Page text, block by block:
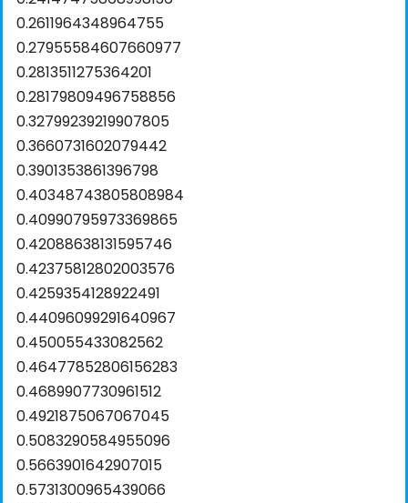
0.2611964348964755
0.27955584607660977
0.2813511275364201
0.28179809496758856
0.32799239219907805
0.3660731602079442
0.3901353861396798
0.40348743805808984
0.40990795973369865
0.42088638131595746
0.42375812802003576
0.4259354128922491
0.44096099291640967
0.450055433082562
0.46477852806156283
0.4689907730961512
0.4921875067067045
0.5083290584955096
0.5663901642907015
0.5731300965439066